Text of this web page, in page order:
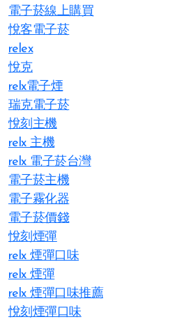
電子菸線上購買
悅客電子菸
relex
悅克
relx電子煙
瑞克電子菸
悅刻主機
relx 主機
relx 電子菸台灣
電子菸主機
電子霧化器
電子菸價錢
悅刻煙彈
relx 煙彈口味
relx 煙彈
relx 煙彈口味推薦
悅刻煙彈口味